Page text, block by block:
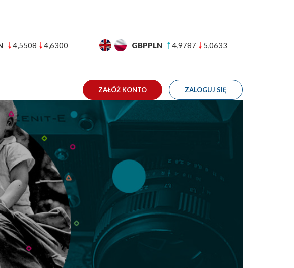
ZAŁÓŻ KONTO ZALOGUJ SIĘ
4,5508 4,6300 GBPPLN 4,9787 5,0633